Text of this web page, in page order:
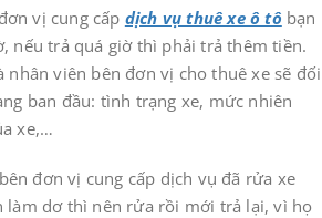
vị cung cấp dịch vụ thuê xe ô tô bạn
nếu trả quá giờ thì phải trả thêm tiền.
nhân viên bên đơn vị cho thuê xe sẽ đối
ban đầu: tình trạng xe, mức nhiên
xe,…
đơn vị cung cấp dịch vụ đã rửa xe
làm dơ thì nên rửa rồi mới trả lại, vì họ